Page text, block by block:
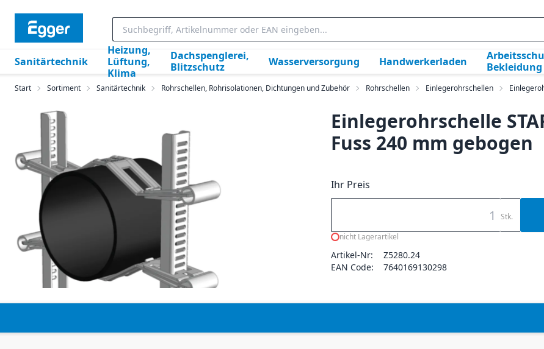
Sanitärtechnik
Heizung,
Lüftung,
Klima
Dachspenglerei,
Blitzschutz
Wasserversorgung Handwerkerladen
Bekleidung
Start Sortiment Sanitärtechnik Rohrschellen, Rohrisolationen, Dichtungen und Zubehör Rohrschellen Einlegerohrschellen
Einlegerohrschelle
Fuss 240 mm gebogen
Ihr Preis
Stk.
nicht Lagerartikel
Artikel-Nr:
Z5280.24
EAN Code:
7640169130298